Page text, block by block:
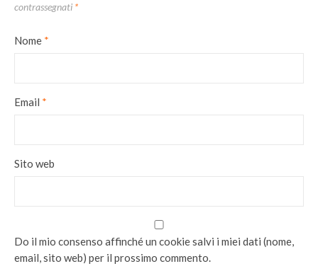
contrassegnati *
Nome *
Email *
Sito web
Do il mio consenso affinché un cookie salvi i miei dati (nome,
email, sito web) per il prossimo commento.